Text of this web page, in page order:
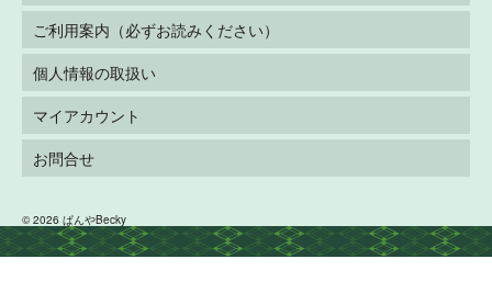
ご利用案内（必ずお読みください）
個人情報の取扱い
マイアカウント
お問合せ
© 2026 ぱんやBecky